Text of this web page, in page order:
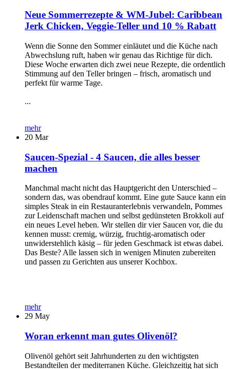
Neue Sommerrezepte & WM-Jubel: Caribbean
Jerk Chicken, Veggie-Teller und 10 % Rabatt
Wenn die Sonne den Sommer einläutet und die Küche nach
Abwechslung ruft, haben wir genau das Richtige für dich.
Diese Woche erwarten dich zwei neue Rezepte, die ordentlich
Stimmung auf den Teller bringen – frisch, aromatisch und
perfekt für warme Tage.
...
mehr
20 Mar
Saucen-Spezial - 4 Saucen, die alles besser
machen
Manchmal macht nicht das Hauptgericht den Unterschied –
sondern das, was obendrauf kommt. Eine gute Sauce kann ein
simples Steak in ein Restauranterlebnis verwandeln, Pommes
zur Leidenschaft machen und selbst gedünsteten Brokkoli auf
ein neues Level heben. Wir stellen dir vier Saucen vor, die du
kennen musst: cremig, würzig, fruchtig-aromatisch oder
unwiderstehlich käsig – für jeden Geschmack ist etwas dabei.
Das Beste? Alle lassen sich in wenigen Minuten zubereiten
und passen zu Gerichten aus unserer Kochbox.
mehr
29 May
Woran erkennt man gutes Olivenöl?
Olivenöl gehört seit Jahrhunderten zu den wichtigsten
Bestandteilen der mediterranen Küche. Gleichzeitig hat sich